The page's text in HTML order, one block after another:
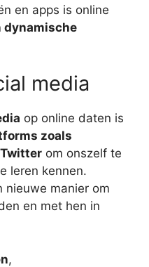
en apps is online
dynamische
media
op online daten is
zoals
om onszelf te
leren kennen.
nieuwe manier om
en met hen in
,